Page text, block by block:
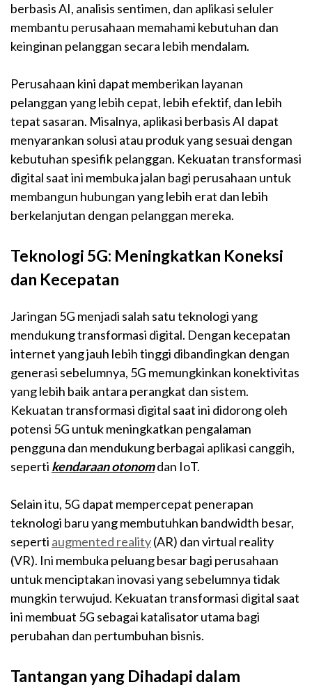
berbasis AI, analisis sentimen, dan aplikasi seluler
membantu perusahaan memahami kebutuhan dan
keinginan pelanggan secara lebih mendalam.
Perusahaan kini dapat memberikan layanan
pelanggan yang lebih cepat, lebih efektif, dan lebih
tepat sasaran. Misalnya, aplikasi berbasis AI dapat
menyarankan solusi atau produk yang sesuai dengan
kebutuhan spesifik pelanggan. Kekuatan transformasi
digital saat ini membuka jalan bagi perusahaan untuk
membangun hubungan yang lebih erat dan lebih
berkelanjutan dengan pelanggan mereka.
Teknologi 5G: Meningkatkan Koneksi
dan Kecepatan
Jaringan 5G menjadi salah satu teknologi yang
mendukung transformasi digital. Dengan kecepatan
internet yang jauh lebih tinggi dibandingkan dengan
generasi sebelumnya, 5G memungkinkan konektivitas
yang lebih baik antara perangkat dan sistem.
Kekuatan transformasi digital saat ini didorong oleh
potensi 5G untuk meningkatkan pengalaman
pengguna dan mendukung berbagai aplikasi canggih,
seperti kendaraan otonomdan IoT.
Selain itu, 5G dapat mempercepat penerapan
teknologi baru yang membutuhkan bandwidth besar,
seperti augmented reality(AR) dan virtual reality
(VR). Ini membuka peluang besar bagi perusahaan
untuk menciptakan inovasi yang sebelumnya tidak
mungkin terwujud. Kekuatan transformasi digital saat
ini membuat 5G sebagai katalisator utama bagi
perubahan dan pertumbuhan bisnis.
Tantangan yang Dihadapi dalam